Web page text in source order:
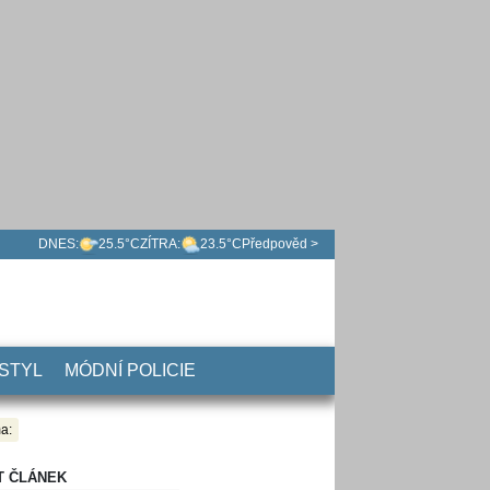
DNES: 25.5°CZÍTRA: 23.5°C Předpověd >
MÓDNÍ POLICIE
ČLÁNEK